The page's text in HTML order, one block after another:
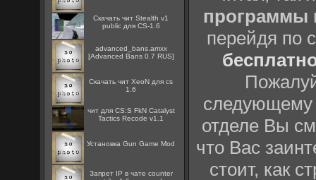
Скачать чит Stealth v1
public для CS-1.6
advanced_bans.amxx
[Advanced Bans 0.7 RUS]
Скачать чит XeoN для cs
1.6
чит для CS:S FkN Catalyst
Tactics Recode v1.1
Установка Gun Game Mod
Запрет IP в чате counter
программы
перейдя по
отделе Вы
что Вас
стоит, как